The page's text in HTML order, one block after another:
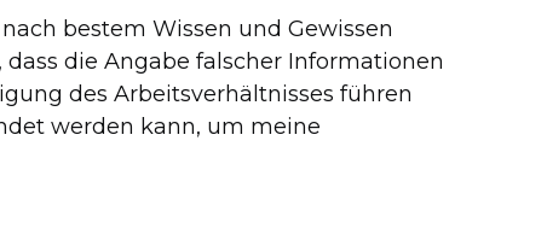
bestem Wissen und Gewissen
die Angabe falscher Informationen
des Arbeitsverhältnisses führen
werden kann, um meine